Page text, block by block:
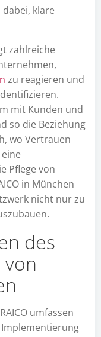
klare
zahlreiche
zu reagieren und
mit Kunden und
so die Beziehung
wo Vertrauen
Pflege von
in München
nicht nur zu
des
umfassen